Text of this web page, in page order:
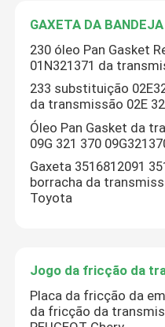
Jogo da fricção da
Tanque de expansão
Peças para
Peças
GAXETA DA BANDEJA
230 óleo Pan Gasket
01N321371 da
233 substituição
da transmissão 02E
Óleo Pan Gasket da
09G 321 370
Gaxeta 3516812091
borracha da
Toyota
Jogo da fricção da
Placa da fricção da
da fricção da